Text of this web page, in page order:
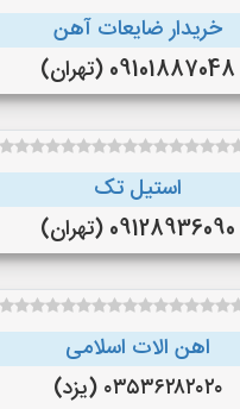
خریدار ضایعات آهن
09101887048 (تهران)
استیل تک
09128936090 (تهران)
اهن الات اسلامی
۰۳۵۳۶۲۸۲۰۲۰ (یزد)